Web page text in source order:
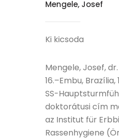
Mengele, Josef
Ki kicsoda
Mengele, Josef, dr.
16.–Embu,
SS-
doktorátusi cím
az Institut für
Rassenhygiene